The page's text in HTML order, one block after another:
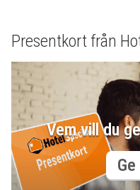
Presentkort från
Vem vill du